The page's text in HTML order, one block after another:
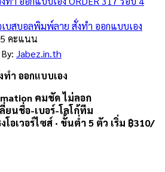
เบสบอลพิมพ์ลาย สั่งทำ ออกแบบเอง
คะแนน
Jabez.in.th
ำ ออกแบบเอง
คมชัด ไม่ลอก
ยนชื่อ-เบอร์-โลโก้ทีม
โอเวอร์ไซส์ · ขั้นต่ำ 5 ตัว เริ่ม ฿310/